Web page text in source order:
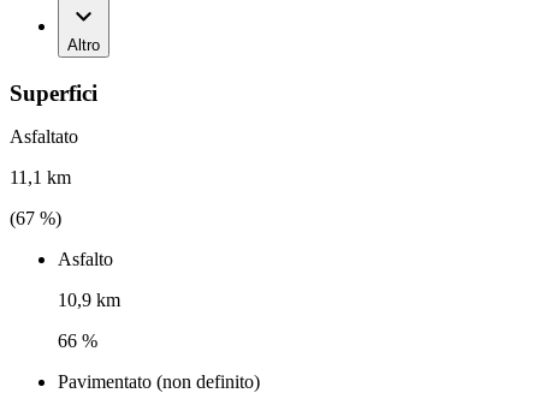
Altro
Superfici
Asfaltato
11,1 km
(67 %)
Asfalto
10,9 km
66 %
Pavimentato (non definito)